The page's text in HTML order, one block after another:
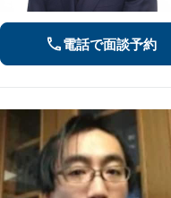
電話で面談予約